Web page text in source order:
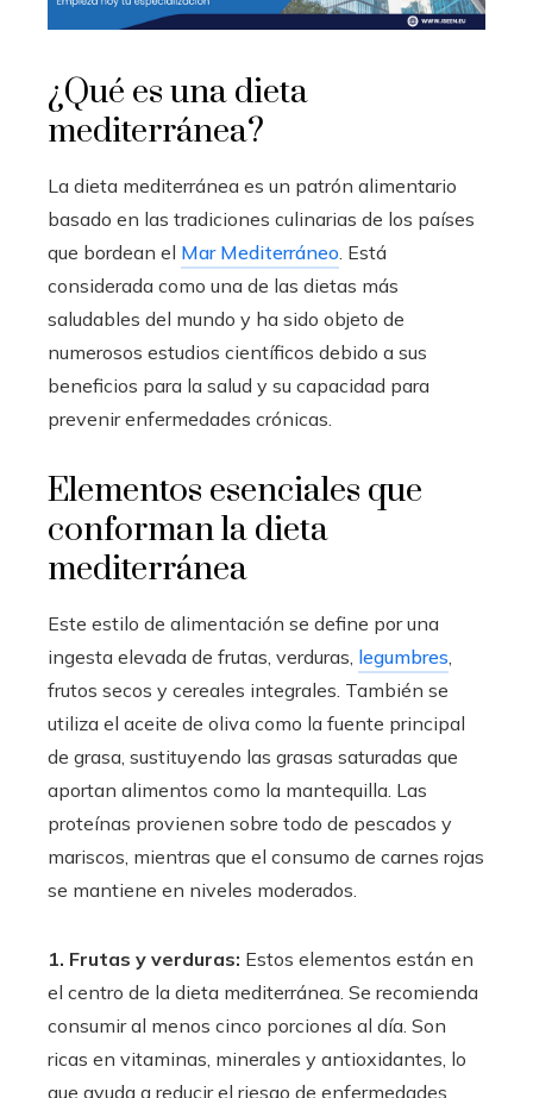
¿Qué es una dieta
mediterránea?
La dieta mediterránea es un patrón alimentario
basado en las tradiciones culinarias de los países
que bordean el Mar Mediterráneo. Está
considerada como una de las dietas más
saludables del mundo y ha sido objeto de
numerosos estudios científicos debido a sus
beneficios para la salud y su capacidad para
prevenir enfermedades crónicas.
Elementos esenciales que
conforman la dieta
mediterránea
Este estilo de alimentación se define por una
ingesta elevada de frutas, verduras, legumbres,
frutos secos y cereales integrales. También se
utiliza el aceite de oliva como la fuente principal
de grasa, sustituyendo las grasas saturadas que
aportan alimentos como la mantequilla. Las
proteínas provienen sobre todo de pescados y
mariscos, mientras que el consumo de carnes rojas
se mantiene en niveles moderados.
1. Frutas y verduras: Estos elementos están en
el centro de la dieta mediterránea. Se recomienda
consumir al menos cinco porciones al día. Son
ricas en vitaminas, minerales y antioxidantes, lo
que ayuda a reducir el riesgo de enfermedades